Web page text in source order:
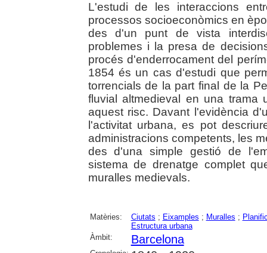
L'estudi de les interaccions
processos socioeconòmics en
des d'un punt de vista
problemes i la presa de
procés d'enderrocament del
1854 és un cas d'estudi que
torrencials de la part final de la
fluvial altmedieval en una trama
aquest risc. Davant l'evidència
l'activitat urbana, es pot
administracions competents, les
des d'una simple gestió de
sistema de drenatge complet
muralles medievals.
Matèries: Ciutats ; Eixamples ; Muralles ;
Estructura urbana
Àmbit:
Barcelona